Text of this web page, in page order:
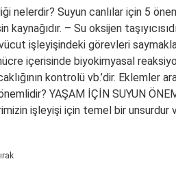
nelerdir? Suyun canlılar için 5
– Su oksijen
işleyişindeki görevleri
içerisinde biyokimyasal
kontrolü vb.’dir. Eklemler
YAŞAM İÇİN SUYUN
işleyişi için temel bir unsurdur